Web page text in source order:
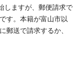
しますが、郵便請求で
す。本籍が富山市以
郵送で請求するか、